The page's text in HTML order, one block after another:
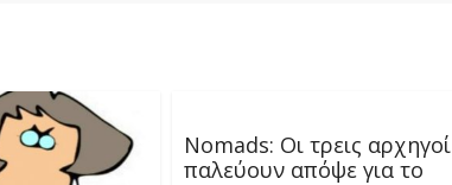
Nomads: Οι τρεις αρχηγοί
παλεύουν απόψε για το